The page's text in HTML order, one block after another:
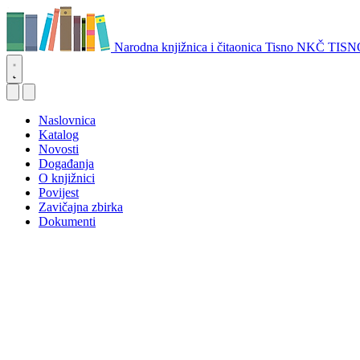
Narodna knjižnica i čitaonica Tisno NKČ
Naslovnica
Katalog
Novosti
Događanja
O knjižnici
Povijest
Zavičajna zbirka
Dokumenti